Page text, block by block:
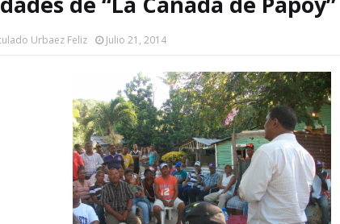
Urbaez Feliz Julio 21, 2014